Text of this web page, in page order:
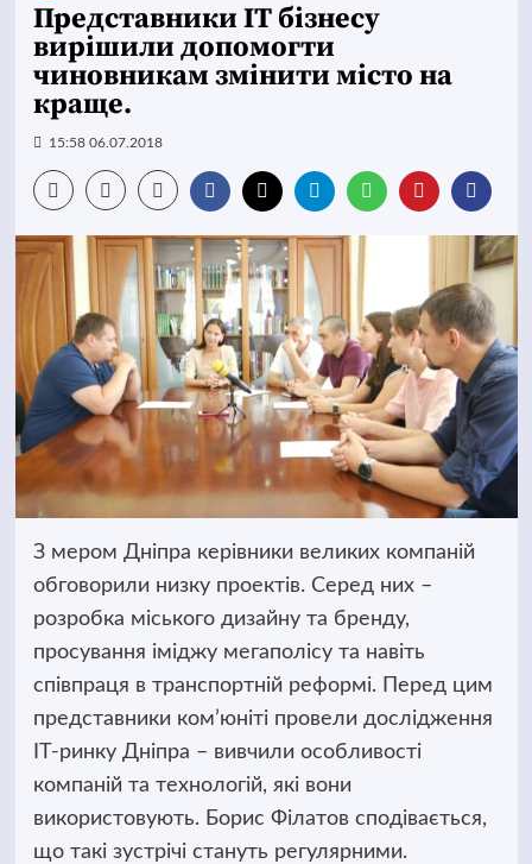
Представники IT бізнесу
вирішили допомогти
чиновникам змінити місто на
краще.
15:58 06.07.2018
З мером Дніпра керівники великих компаній
обговорили низку проектів. Серед них –
розробка міського дизайну та бренду,
просування іміджу мегаполісу та навіть
співпраця в транспортній реформі. Перед цим
представники ком’юніті провели дослідження
ІТ-ринку Дніпра – вивчили особливості
компаній та технологій, які вони
використовують. Борис Філатов сподівається,
що такі зустрічі стануть регулярними.